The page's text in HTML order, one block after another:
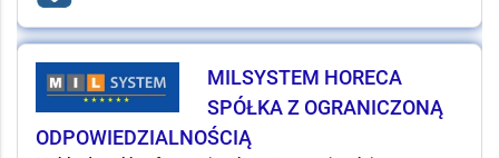
MILSYSTEM HORECA
SPÓŁKA Z OGRANICZONĄ
ODPOWIEDZIALNOŚCIĄ